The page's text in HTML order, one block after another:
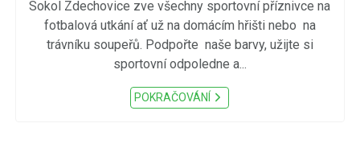
Sokol Zdechovice zve všechny sportovní příznivce na
fotbalová utkání ať už na domácím hřišti nebo na
trávníku soupeřů. Podpořte naše barvy, užijte si
sportovní odpoledne a...
POKRAČOVÁNÍ